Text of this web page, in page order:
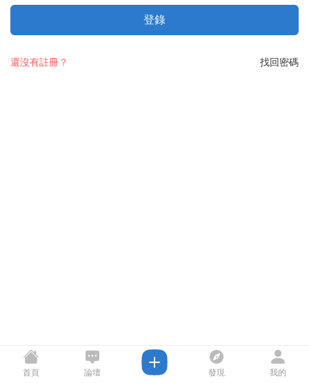
登錄
找回密碼
還沒有註冊？
首頁 論壇 發現 我的